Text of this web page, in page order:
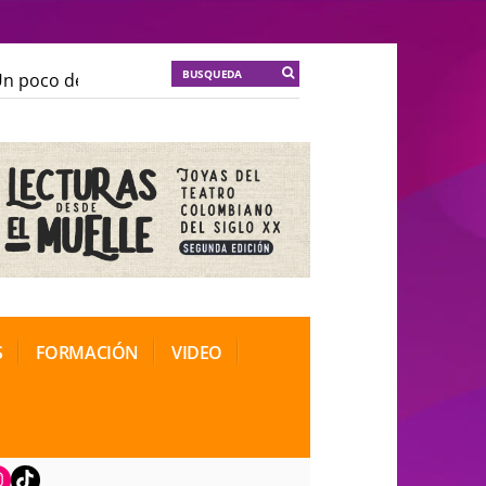
poco de locura para la cordura
de Teatro Rosa
FORMACIÓN VIDEO
TikTok